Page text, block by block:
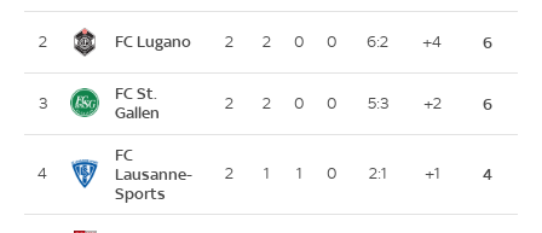
2 FC Lugano 2 2 0 0 6:2 +4 6
3
FC St.
Gallen
2 2 0 0 5:3 +2 6
4
FC
Lausanne-
Sports
2 1 1 0 2:1 +1 4